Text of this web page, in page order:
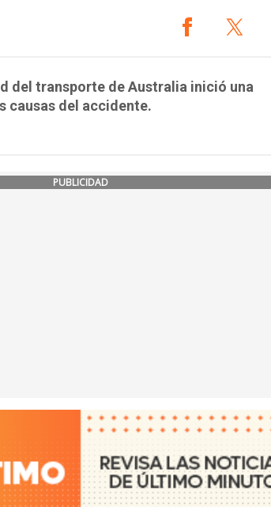
del transporte de Australia inició una
causas del accidente.
PUBLICIDAD